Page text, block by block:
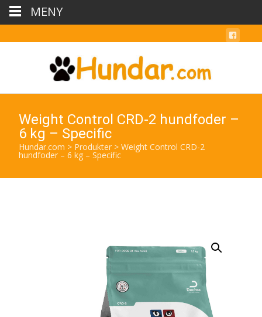
Weight Control CRD-2 hundfoder –
6 kg – Specific
Hundar.com > Produkter > Weight Control CRD-2
hundfoder – 6 kg – Specific
MENY